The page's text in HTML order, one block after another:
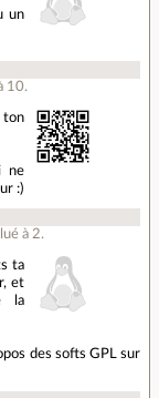
un
10.
ton
ne
:)
à 2.
ta
et
la
des softs GPL sur